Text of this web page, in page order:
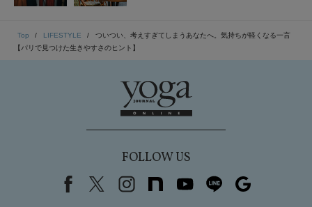
Top LIFESTYLE
ついつい、考えすぎてしまうあなたへ。気持ちが軽くなる一言
【パリで見つけた生きやすさのヒント】
FOLLOW US
FacebookX（旧Twitter）
instagram
note youtubeline